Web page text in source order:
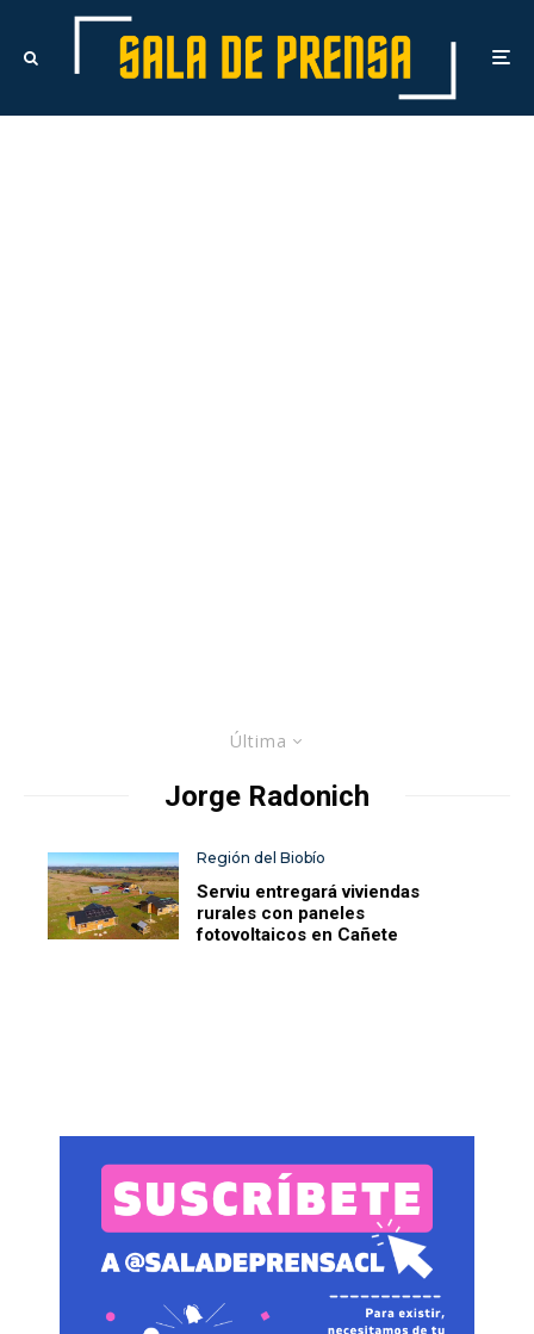
Última
Jorge Radonich
Región del Biobío
Serviu entregará viviendas
rurales con paneles
fotovoltaicos en Cañete